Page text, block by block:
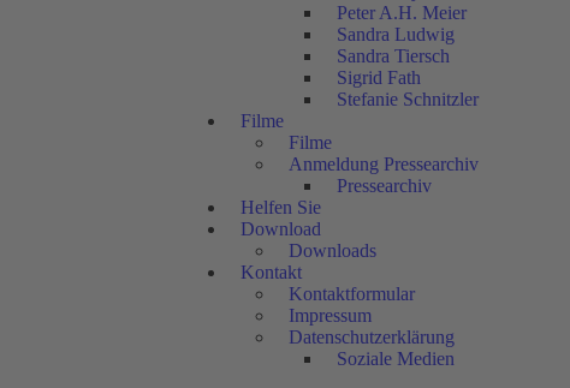
Peter A.H. Meier
Sandra Ludwig
Sandra Tiersch
Sigrid Fath
Stefanie Schnitzler
Filme
Filme
Anmeldung Pressearchiv
Pressearchiv
Helfen Sie
Download
Downloads
Kontakt
Kontaktformular
Impressum
Datenschutzerklärung
Soziale Medien